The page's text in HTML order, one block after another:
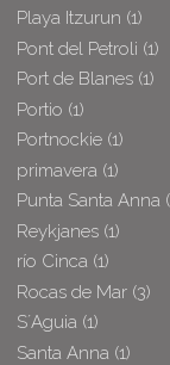
Playa Itzurun (1)
Pont del Petroli (1)
Port de Blanes (1)
Portio (1)
Portnockie (1)
primavera (1)
Punta Santa Anna
Reykjanes (1)
río Cinca (1)
Rocas de Mar (3)
S´Aguia (1)
Santa Anna (1)